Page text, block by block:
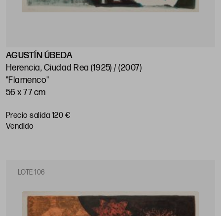
AGUSTÍN ÚBEDA
Herencia, Ciudad Rea (1925) / (2007)
"Flamenco"
56 x 77 cm
Precio salida 120 €
vendido
LOTE 106